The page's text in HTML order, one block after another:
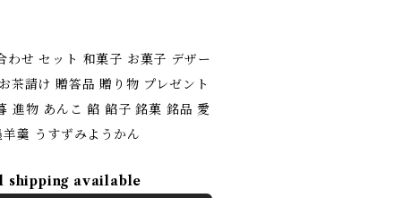
わせ セット 和菓子 お菓子 デザー
茶請け 贈答品 贈り物 プレゼント
進物 あんこ 餡 餡子 銘菓 銘品 愛
羹 うすずみようかん
shipping available